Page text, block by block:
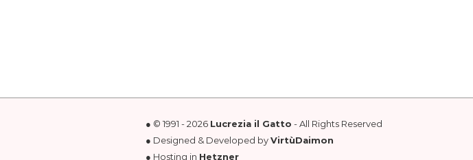
● © 1991 - 2026 Lucrezia il Gatto - All Rights Reserved
● Designed & Developed byVirtùDaimon
● Hosting in Hetzner